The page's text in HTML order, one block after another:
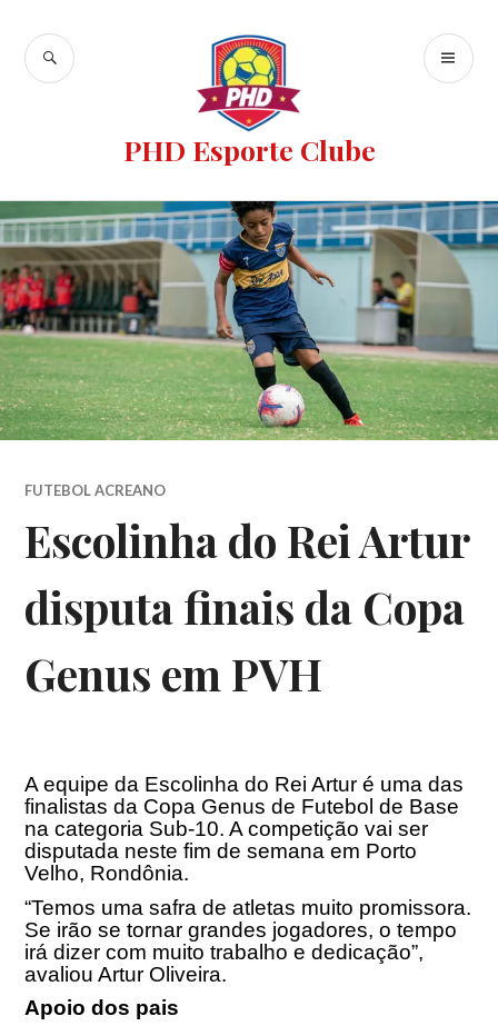
PHD Esporte Clube
FUTEBOL ACREANO
Escolinha do Rei Artur
disputa finais da Copa
Genus em PVH
A equipe da Escolinha do Rei Artur é uma das
finalistas da Copa Genus de Futebol de Base
na categoria Sub-10. A competição vai ser
disputada neste fim de semana em Porto
Velho, Rondônia.
“Temos uma safra de atletas muito promissora.
Se irão se tornar grandes jogadores, o tempo
irá dizer com muito trabalho e dedicação”,
avaliou Artur Oliveira.
Apoio dos pais